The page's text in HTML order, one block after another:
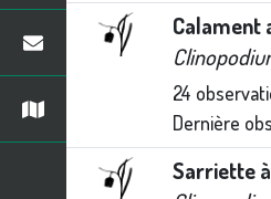
Calament
24
Dernière
Sarriette